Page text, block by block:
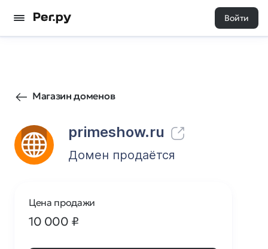
Войти
Магазин доменов
primeshow.ru
87 0
Домен продаётся
Цена продажи
10 000 ₽